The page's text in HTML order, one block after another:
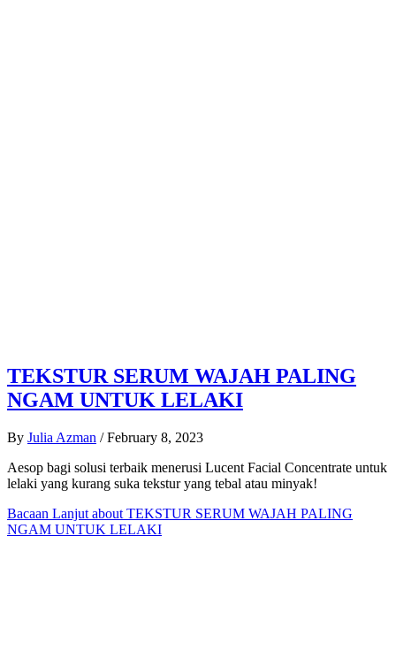
TEKSTUR SERUM WAJAH PALING
NGAM UNTUK LELAKI
By Julia Azman / February 8, 2023
Aesop bagi solusi terbaik menerusi Lucent Facial Concentrate untuk
lelaki yang kurang suka tekstur yang tebal atau minyak!
Bacaan Lanjut about TEKSTUR SERUM WAJAH PALING
NGAM UNTUK LELAKI